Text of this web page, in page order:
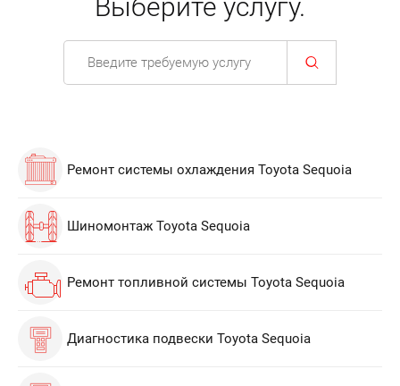
Выберите услугу.
Ремонт системы охлаждения Toyota Sequoia
Шиномонтаж Toyota Sequoia
Ремонт топливной системы Toyota Sequoia
Диагностика подвески Toyota Sequoia